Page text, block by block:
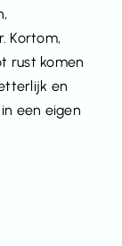
Kortom,
rust komen
en
een eigen